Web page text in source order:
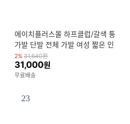
에이치플러스몰 하프클럽/갈색 통
가발 단발 전체 가발 여성 짧은 인
모 볼륨 잔머리
2% 31,640원
31,000원
무료배송
23